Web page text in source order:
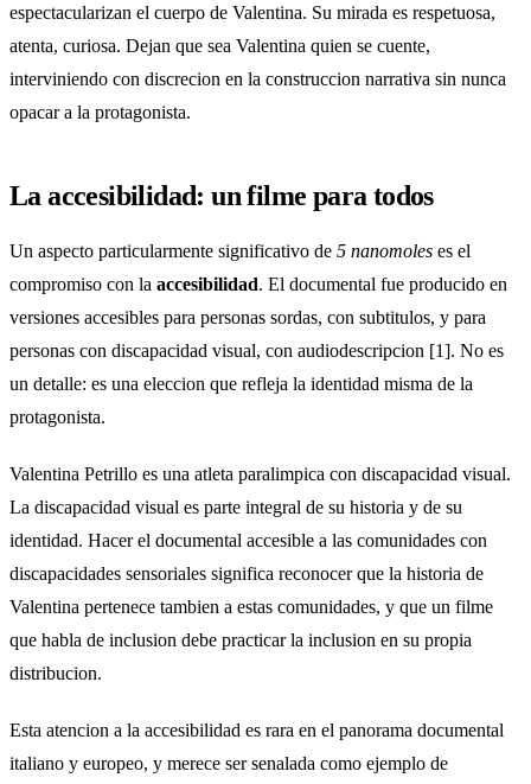
espectacularizan el cuerpo de Valentina. Su mirada es respetuosa,
atenta, curiosa. Dejan que sea Valentina quien se cuente,
interviniendo con discrecion en la construccion narrativa sin nunca
opacar a la protagonista.
La accesibilidad: un filme para todos
Un aspecto particularmente significativo de 5 nanomoles es el
compromiso con la accesibilidad. El documental fue producido en
versiones accesibles para personas sordas, con subtitulos, y para
personas con discapacidad visual, con audiodescripcion [1]. No es
un detalle: es una eleccion que refleja la identidad misma de la
protagonista.
Valentina Petrillo es una atleta paralimpica con discapacidad visual.
La discapacidad visual es parte integral de su historia y de su
identidad. Hacer el documental accesible a las comunidades con
discapacidades sensoriales significa reconocer que la historia de
Valentina pertenece tambien a estas comunidades, y que un filme
que habla de inclusion debe practicar la inclusion en su propia
distribucion.
Esta atencion a la accesibilidad es rara en el panorama documental
italiano y europeo, y merece ser senalada como ejemplo de